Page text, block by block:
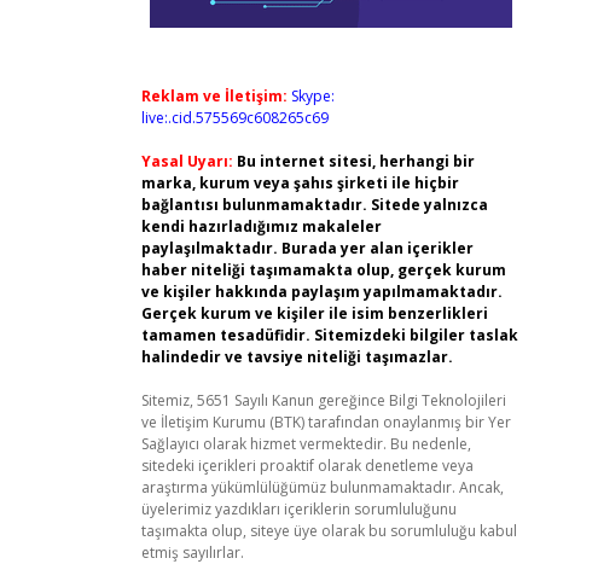
Reklam ve İletişim: Skype:
live:.cid.575569c608265c69
Yasal Uyarı: Bu internet sitesi, herhangi bir
marka, kurum veya şahıs şirketi ile hiçbir
bağlantısı bulunmamaktadır. Sitede yalnızca
kendi hazırladığımız makaleler
paylaşılmaktadır. Burada yer alan içerikler
haber niteliği taşımamakta olup, gerçek kurum
ve kişiler hakkında paylaşım yapılmamaktadır.
Gerçek kurum ve kişiler ile isim benzerlikleri
tamamen tesadüfidir. Sitemizdeki bilgiler taslak
halindedir ve tavsiye niteliği taşımazlar.
Sitemiz, 5651 Sayılı Kanun gereğince Bilgi Teknolojileri
ve İletişim Kurumu (BTK) tarafından onaylanmış bir Yer
Sağlayıcı olarak hizmet vermektedir. Bu nedenle,
sitedeki içerikleri proaktif olarak denetleme veya
araştırma yükümlülüğümüz bulunmamaktadır. Ancak,
üyelerimiz yazdıkları içeriklerin sorumluluğunu
taşımakta olup, siteye üye olarak bu sorumluluğu kabul
etmiş sayılırlar.